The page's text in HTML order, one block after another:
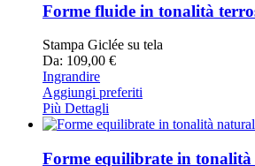
Forme fluide in tonalità
Stampa Giclée su tela
Da: 109,00 €
Ingrandire
Aggiungi preferiti
Più Dettagli
Forme equilibrate in